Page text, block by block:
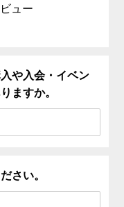
ュー
や入会・イベン
ますか。
さい。